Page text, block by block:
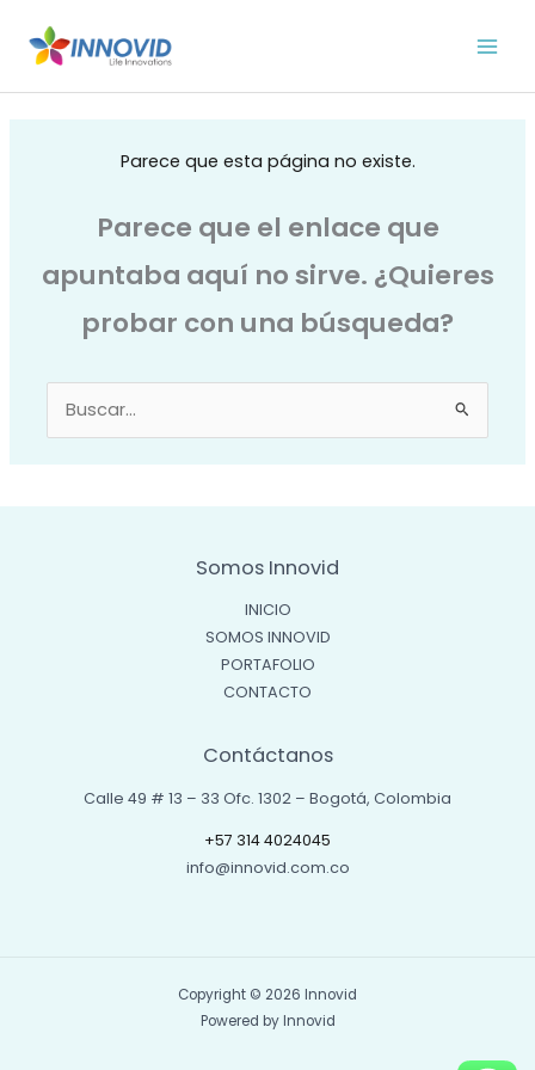
Parece que esta página no existe.
Parece que el enlace que
apuntaba aquí no sirve. ¿Quieres
probar con una búsqueda?
Buscar
por:
Somos Innovid
INICIO
SOMOS INNOVID
PORTAFOLIO
CONTACTO
Contáctanos
Calle 49 # 13 – 33 Ofc. 1302 – Bogotá, Colombia
+57 314 4024045
info@innovid.com.co
Copyright © 2026 Innovid
Powered by Innovid